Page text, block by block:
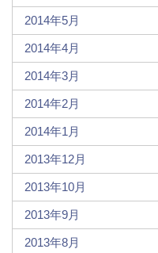
2014年5月
2014年4月
2014年3月
2014年2月
2014年1月
2013年12月
2013年10月
2013年9月
2013年8月